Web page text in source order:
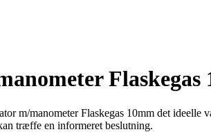
Flaskegas
m/manometer Flaskegas 10mm det
træffe en informeret beslutning.